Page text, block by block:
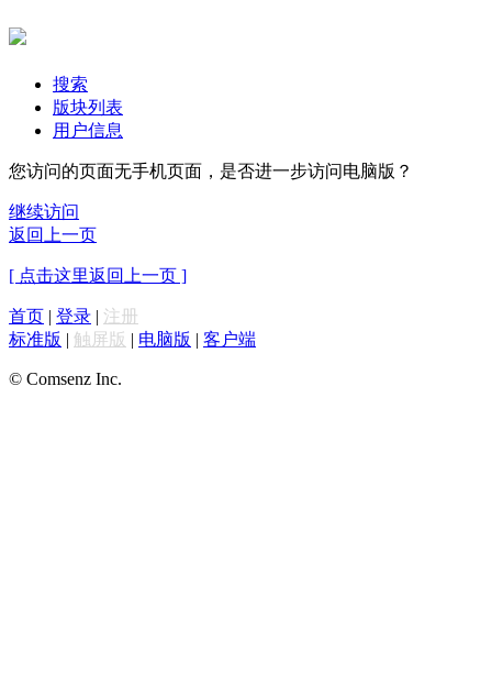
搜索
版块列表
用户信息
您访问的页面无手机页面，是否进一步访问电脑版？
继续访问
返回上一页
[ 点击这里返回上一页 ]
首页 | 登录 | 注册
标准版 | 触屏版 | 电脑版 | 客户端
© Comsenz Inc.